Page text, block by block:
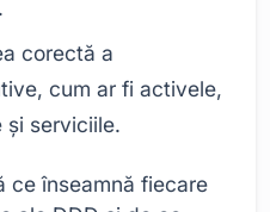
corectă a
cum ar fi activele,
și serviciile.
ce înseamnă fiecare